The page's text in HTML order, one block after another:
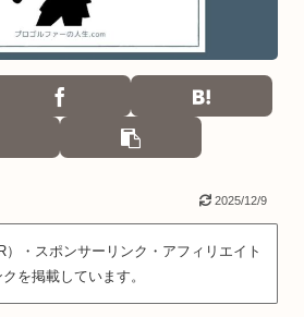
2025/12/9
）・スポンサーリンク・アフィリエイト
クを掲載しています。